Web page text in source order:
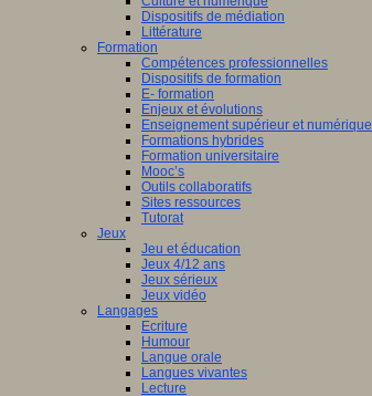
Dispositifs de médiation
Littérature
Formation
Compétences professionnelles
Dispositifs de formation
E- formation
Enjeux et évolutions
Enseignement supérieur et numérique
Formations hybrides
Formation universitaire
Mooc’s
Outils collaboratifs
Sites ressources
Tutorat
Jeux
Jeu et éducation
Jeux 4/12 ans
Jeux sérieux
Jeux vidéo
Langages
Ecriture
Humour
Langue orale
Langues vivantes
Lecture